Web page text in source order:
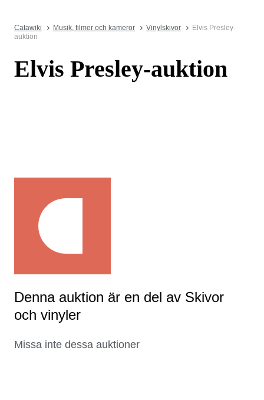
Catawiki Musik, filmer och kameror Vinylskivor
Elvis Presley-
auktion
Elvis Presley-auktion
Denna auktion är en del av Skivor
och vinyler
Missa inte dessa auktioner